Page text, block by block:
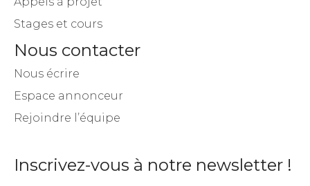
Nous contacter
Nous écrire
Espace annonceur
Rejoindre l’équipe
Chaque semaine, recevez dans votre boite mail un